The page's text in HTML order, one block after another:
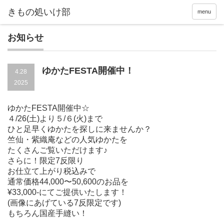
menu
お知らせ
4.28
2025
ゆかたFESTA開催中！
ゆかたFESTA開催中☆
４/26(土)より５/６(火)まで
ひと足早くゆかたを探しに来ませんか？
竺仙・紫織庵などの人気ゆかたを
たくさんご覧いただけます♪
さらに！限定7反限り
お仕立て上がり税込みで
通常価格44,000〜50,600のお品を
¥33,000-にてご提供いたします！
(画像にあげている7反限定です)
もちろん国産手縫い！